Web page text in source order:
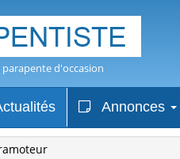
d'occasion
Annonces